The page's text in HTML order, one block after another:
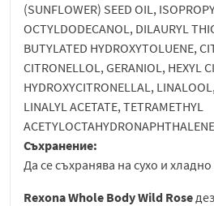
(SUNFLOWER) SEED OIL,
OCTYLDODECANOL, DILAURYL
BUTYLATED HYDROXYTOLUENE,
CITRONELLOL, GERANIOL, HEXYL
HYDROXYCITRONELLAL,
LINALYL ACETATE, TETRAMETHYL
Съхранение:
Да се съхранява на сухо и
Rexona Whole Body Wild Rose